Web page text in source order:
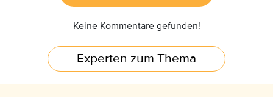
Keine Kommentare gefunden!
Experten zum Thema